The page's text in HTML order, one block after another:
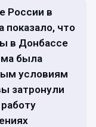
России в
показало, что
в Донбассе
была
условиям
затронули